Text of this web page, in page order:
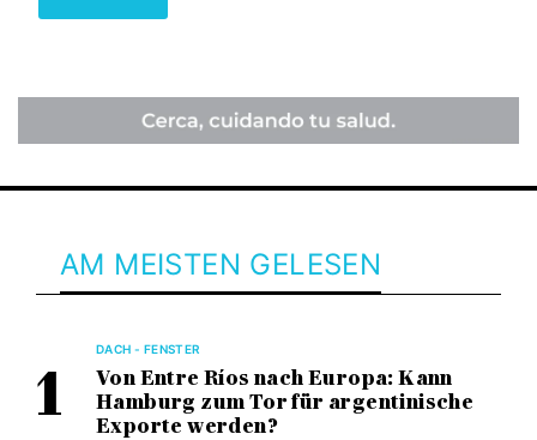
AM MEISTEN GELESEN
DACH - FENSTER
Von Entre Ríos nach Europa: Kann
Hamburg zum Tor für argentinische
Exporte werden?